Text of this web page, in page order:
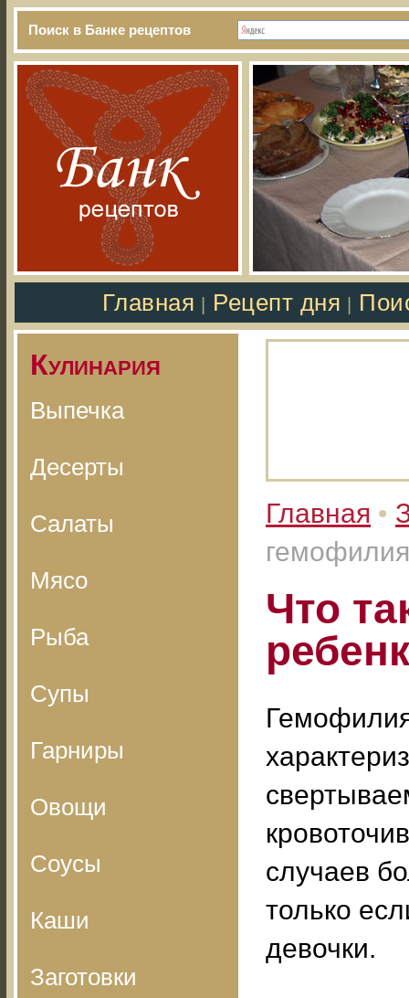
Поиск в Банке рецептов
Главная Рецепт дня
Кулинария
Выпечка
Десерты
Салаты
Мясо
Рыба
Супы
Гарниры
Овощи
Соусы
Каши
Заготовки
Главная •
Что
случаев
только
девочки.